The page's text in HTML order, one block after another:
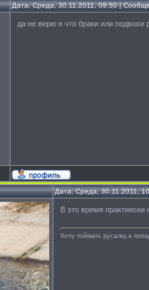
Дата: Среда, 30.11.2011, 09:50 |
да не верю я что браки или
Дата: Среда, 30.11.2011,
В это время
Хочу поймать русалку,а